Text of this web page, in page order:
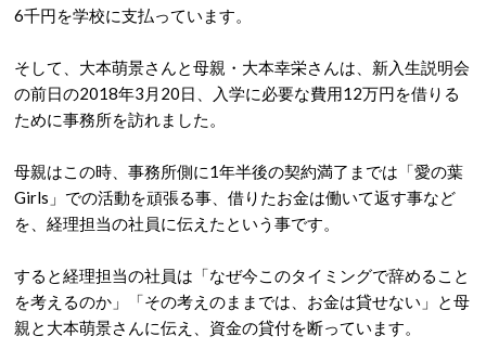
6千円を学校に支払っています。
そして、大本萌景さんと母親・大本幸栄さんは、新入生説明会
の前日の2018年3月20日、入学に必要な費用12万円を借りる
ために事務所を訪れました。
母親はこの時、事務所側に1年半後の契約満了までは「愛の葉
Girls」での活動を頑張る事、借りたお金は働いて返す事など
を、経理担当の社員に伝えたという事です。
すると経理担当の社員は「なぜ今このタイミングで辞めること
を考えるのか」「その考えのままでは、お金は貸せない」と母
親と大本萌景さんに伝え、資金の貸付を断っています。